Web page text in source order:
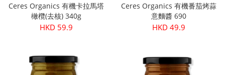
Ceres Organics 有機卡拉馬塔
橄欖(去核) 340g
HKD 59.9
Ceres Organics 有機番茄烤蒜
意麵醬 690
HKD 49.9